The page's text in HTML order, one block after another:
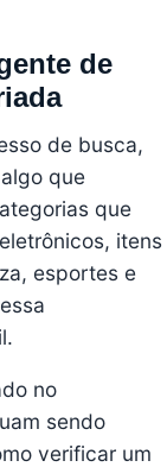
de
de busca,
que
que
itens
esportes e
no
sendo
verificar um